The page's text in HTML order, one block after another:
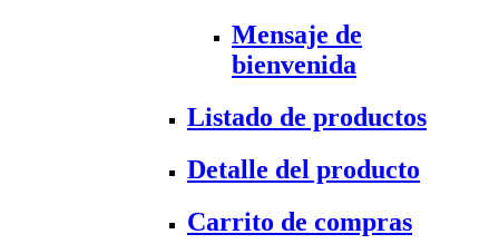
Mensaje de
bienvenida
Listado de productos
Detalle del producto
Carrito de compras